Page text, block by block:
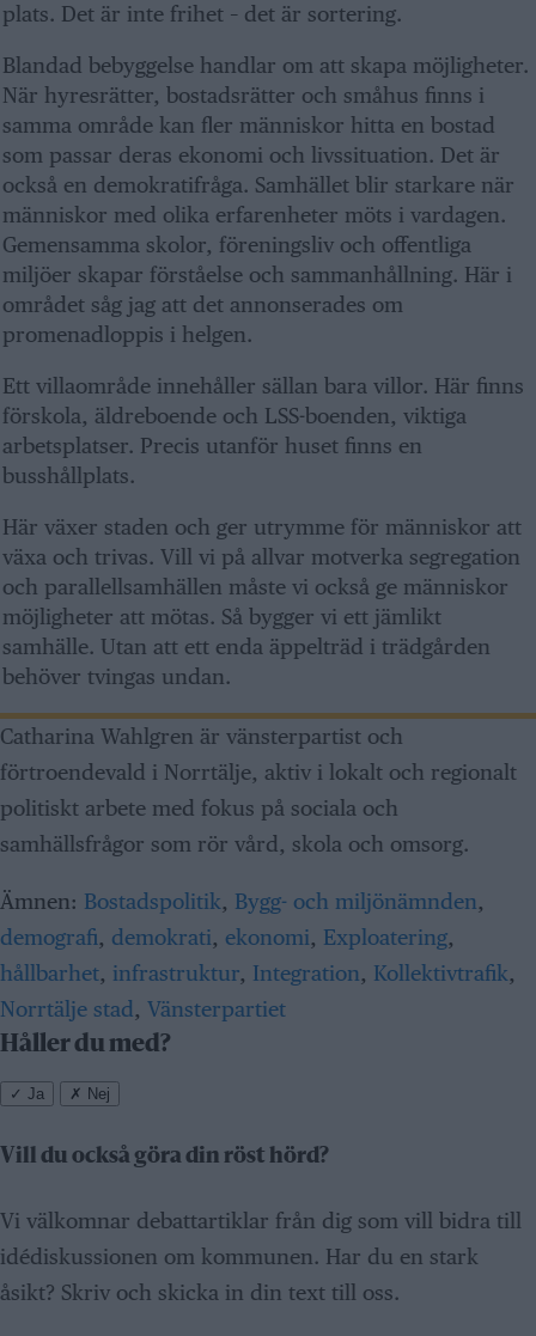
plats. Det är inte frihet – det är sortering.
Blandad bebyggelse handlar om att skapa möjligheter.
När hyresrätter, bostadsrätter och småhus finns i
samma område kan fler människor hitta en bostad
som passar deras ekonomi och livssituation. Det är
också en demokratifråga. Samhället blir starkare när
människor med olika erfarenheter möts i vardagen.
Gemensamma skolor, föreningsliv och offentliga
miljöer skapar förståelse och sammanhållning. Här i
området såg jag att det annonserades om
promenadloppis i helgen.
Ett villaområde innehåller sällan bara villor. Här finns
förskola, äldreboende och LSS-boenden, viktiga
arbetsplatser. Precis utanför huset finns en
busshållplats.
Här växer staden och ger utrymme för människor att
växa och trivas. Vill vi på allvar motverka segregation
och parallellsamhällen måste vi också ge människor
möjligheter att mötas. Så bygger vi ett jämlikt
samhälle. Utan att ett enda äppelträd i trädgården
behöver tvingas undan.
Catharina Wahlgren är vänsterpartist och
förtroendevald i Norrtälje, aktiv i lokalt och regionalt
politiskt arbete med fokus på sociala och
samhällsfrågor som rör vård, skola och omsorg.
Ämnen: Bostadspolitik, Bygg- och miljönämnden,
demografi, demokrati, ekonomi, Exploatering,
hållbarhet, infrastruktur, Integration, Kollektivtrafik,
Norrtälje stad, Vänsterpartiet
Håller du med?
✓ Ja ✗ Nej
Vill du också göra din röst hörd?
Vi välkomnar debattartiklar från dig som vill bidra till
idédiskussionen om kommunen. Har du en stark
åsikt? Skriv och skicka in din text till oss.